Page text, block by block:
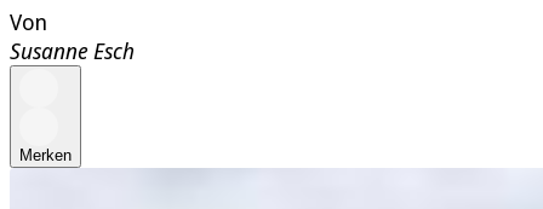
Von
Susanne Esch
Merken